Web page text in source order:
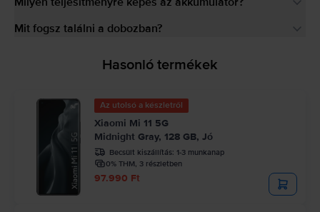
Mit fogsz találni a dobozban?
Hasonló termékek
Az utolsó a készletről
Xiaomi Mi 11 5G
Midnight Gray, 128 GB, Jó
Becsült kiszállítás: 1-3 munkanap
0% THM, 3 részletben
97.990 Ft